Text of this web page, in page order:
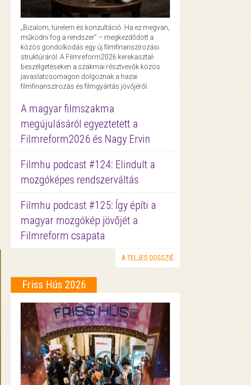
„Bizalom, türelem és konzultáció. Ha ez megvan,
működni fog a rendszer” – megkezdődött a
közös gondolkodás egy új filmfinanszírozási
struktúráról. A Filmreform2026 kerekasztal-
beszélgetéseken a szakmai résztvevők közös
javaslatcsomagon dolgoznak a hazai
filmfinanszírozás és filmgyártás jövőjéről.
A magyar filmszakma
megújulásáról egyeztetett a
Filmreform2026 és Nagy Ervin
Filmhu podcast #124: Elindult a
mozgóképes rendszerváltás
Filmhu podcast #125: Így építi a
magyar mozgókép jövőjét a
Filmreform csapata
A TELJES DOSSZIÉ
Friss Hús 2026